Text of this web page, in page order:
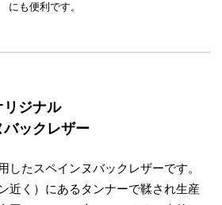
にも便利です。
リジナル
ックレザー
したスペインヌバックレザーです。
近く）にあるタンナーで鞣され生産